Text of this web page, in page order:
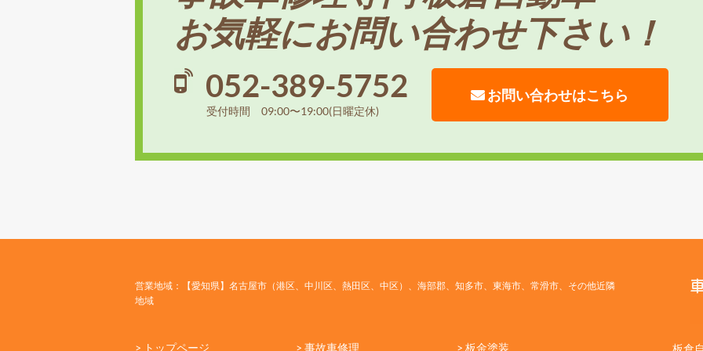
お気軽にお問い合わせ下さい！
052-389-5752
受付時間 09:00〜19:00(日曜定休)
お問い合わせはこちら
営業地域：【愛知県】名古屋市（港区、中川区、熱田区、中区）、海部郡、知多市、東海市、常滑市、その他近隣
地域
> トップページ > 事故車修理 > 板金塗装 板倉